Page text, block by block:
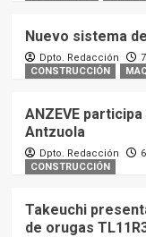
Nuevo sistema
Dpto. Redacción
CONSTRUCCIÓN
ANZEVE
Antzuola
Dpto. Redacción
CONSTRUCCIÓN
Takeuchi
de orugas